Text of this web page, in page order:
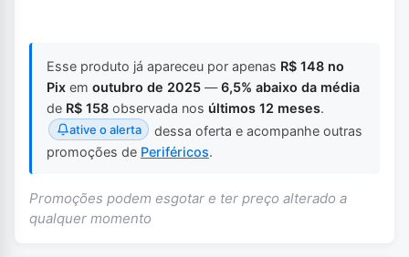
Esse produto já apareceu por apenas R$ 148 no
Pix em outubro de 2025 —6,5% abaixo da média
de R$ 158 observada nos últimos 12 meses.
ative o alerta
dessa oferta e acompanhe outras
promoções de Periféricos.
Promoções podem esgotar e ter preço alterado a
qualquer momento